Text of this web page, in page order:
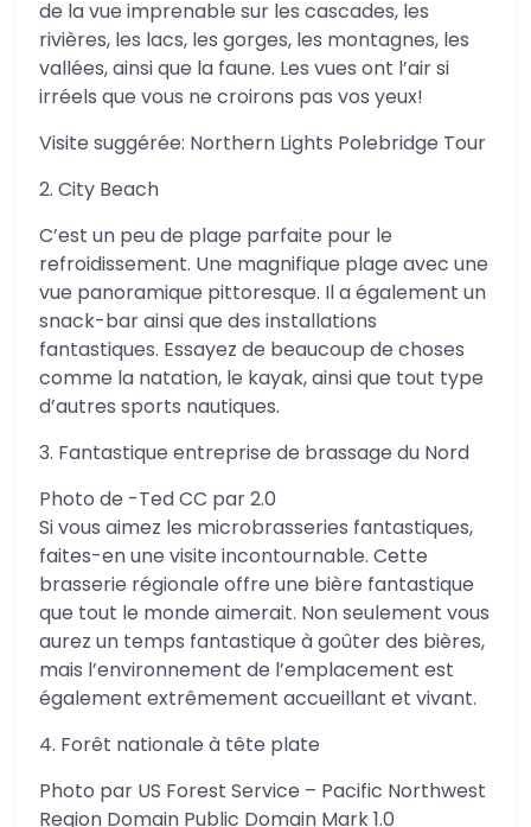
de la vue imprenable sur les cascades, les
rivières, les lacs, les gorges, les montagnes, les
vallées, ainsi que la faune. Les vues ont l’air si
irréels que vous ne croirons pas vos yeux!
Visite suggérée: Northern Lights Polebridge Tour
2. City Beach
C’est un peu de plage parfaite pour le
refroidissement. Une magnifique plage avec une
vue panoramique pittoresque. Il a également un
snack-bar ainsi que des installations
fantastiques. Essayez de beaucoup de choses
comme la natation, le kayak, ainsi que tout type
d’autres sports nautiques.
3. Fantastique entreprise de brassage du Nord
Photo de -Ted CC par 2.0
Si vous aimez les microbrasseries fantastiques,
faites-en une visite incontournable. Cette
brasserie régionale offre une bière fantastique
que tout le monde aimerait. Non seulement vous
aurez un temps fantastique à goûter des bières,
mais l’environnement de l’emplacement est
également extrêmement accueillant et vivant.
4. Forêt nationale à tête plate
Photo par US Forest Service – Pacific Northwest
Region Domain Public Domain Mark 1.0